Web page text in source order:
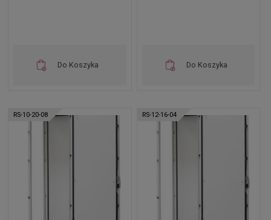
Do Koszyka Do Koszyka
RS-10-20-08 RS-12-16-04